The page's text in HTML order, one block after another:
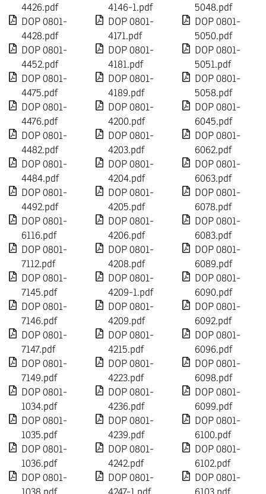
4426.pdf
DOP 0801-
4428.pdf
DOP 0801-
4452.pdf
DOP 0801-
4475.pdf
DOP 0801-
4476.pdf
DOP 0801-
4482.pdf
DOP 0801-
4484.pdf
DOP 0801-
4492.pdf
DOP 0801-
6116.pdf
DOP 0801-
7112.pdf
DOP 0801-
7145.pdf
DOP 0801-
7146.pdf
DOP 0801-
7147.pdf
DOP 0801-
7149.pdf
DOP 0801-
1034.pdf
DOP 0801-
1035.pdf
DOP 0801-
1036.pdf
DOP 0801-
4146-1.pdf
DOP 0801-
4171.pdf
DOP 0801-
4181.pdf
DOP 0801-
4189.pdf
DOP 0801-
4200.pdf
DOP 0801-
4203.pdf
DOP 0801-
4204.pdf
DOP 0801-
4205.pdf
DOP 0801-
4206.pdf
DOP 0801-
4208.pdf
DOP 0801-
4209-1.pdf
DOP 0801-
4209.pdf
DOP 0801-
4215.pdf
DOP 0801-
4223.pdf
DOP 0801-
4236.pdf
DOP 0801-
4239.pdf
DOP 0801-
4242.pdf
DOP 0801-
5048.pdf
DOP 0801-
5050.pdf
DOP 0801-
5051.pdf
DOP 0801-
5058.pdf
DOP 0801-
6045.pdf
DOP 0801-
6062.pdf
DOP 0801-
6063.pdf
DOP 0801-
6078.pdf
DOP 0801-
6083.pdf
DOP 0801-
6089.pdf
DOP 0801-
6090.pdf
DOP 0801-
6092.pdf
DOP 0801-
6096.pdf
DOP 0801-
6098.pdf
DOP 0801-
6099.pdf
DOP 0801-
6100.pdf
DOP 0801-
6102.pdf
DOP 0801-